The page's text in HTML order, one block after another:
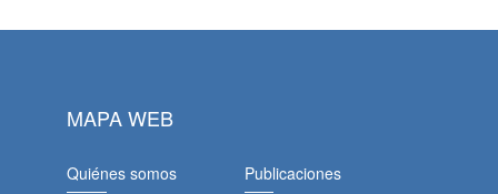
MAPA WEB
Quiénes somos
Publicaciones